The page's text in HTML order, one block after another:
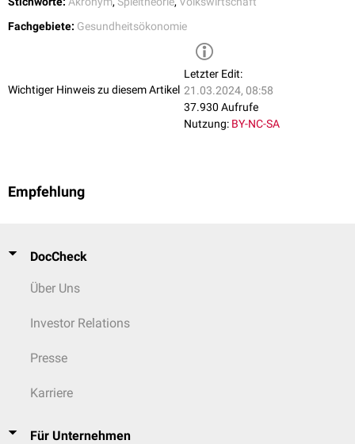
Fachgebiete: Gesundheitsökonomie
Wichtiger Hinweis zu diesem Artikel
Letzter Edit:
21.03.2024, 08:58
37.930 Aufrufe
Nutzung: BY-NC-SA
Empfehlung
DocCheck
Über Uns
Investor Relations
Presse
Karriere
Für Unternehmen